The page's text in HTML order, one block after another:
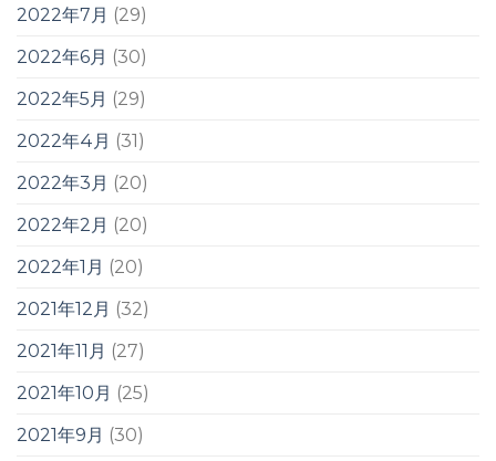
2022年7月 (29)
2022年6月 (30)
2022年5月 (29)
2022年4月 (31)
2022年3月 (20)
2022年2月 (20)
2022年1月 (20)
2021年12月 (32)
2021年11月 (27)
2021年10月 (25)
2021年9月 (30)